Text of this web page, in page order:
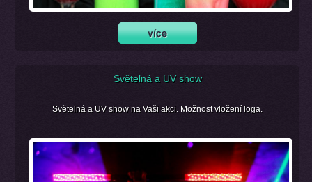
Světelná a UV show
Světelná a UV show na Vaši akci. Možnost vložení loga.